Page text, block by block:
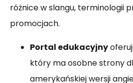
różnice w slangu, terminologii
promocjach.
Portal edukacyjny
który ma osobne strony
amerykańskiej wersji